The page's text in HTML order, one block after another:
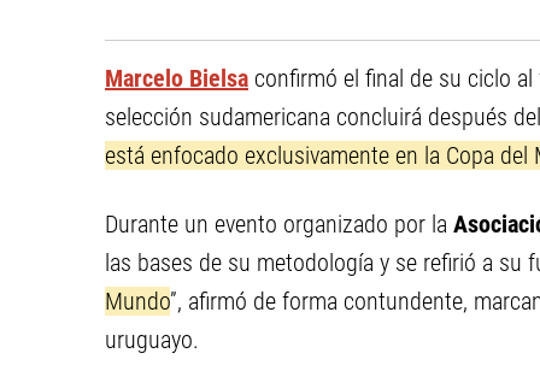
Marcelo Bielsa confirmó el final de su ciclo
selección sudamericana concluirá después
está enfocado exclusivamente en la Copa del
Durante un evento organizado por la
las bases de su metodología y se refirió a su
Mundo”, afirmó de forma contundente,
uruguayo.